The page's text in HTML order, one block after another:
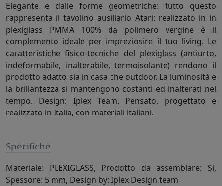
Elegante e dalle forme geometriche: tutto questo
rappresenta il tavolino ausiliario Atari: realizzato in in
plexiglass PMMA 100% da polimero vergine è il
complemento ideale per impreziosire il tuo living. Le
caratteristiche fisico-tecniche del plexiglass (antiurto,
indeformabile, inalterabile, termoisolante) rendono il
prodotto adatto sia in casa che outdoor. La luminosità e
la brillantezza si mantengono costanti ed inalterati nel
tempo. Design: Iplex Team. Pensato, progettato e
realizzato in Italia, con materiali italiani.
Specifiche
Materiale: PLEXIGLASS, Prodotto da assemblare: Si,
Spessore: 5 mm, Design by: Iplex Design team